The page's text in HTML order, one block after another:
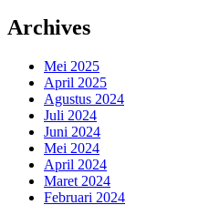
Archives
Mei 2025
April 2025
Agustus 2024
Juli 2024
Juni 2024
Mei 2024
April 2024
Maret 2024
Februari 2024